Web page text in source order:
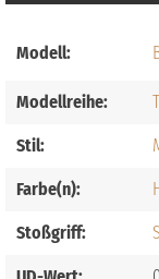
Modell:
Modellreihe: T
Stil:
Farbe(n):
Stoßgriff: